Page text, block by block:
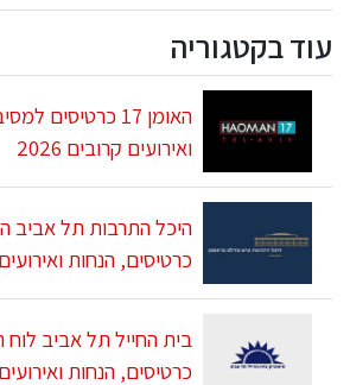
עוד בקטגוריה
האומן 17 כרטיסים
ואירועים קרובים 2026
כרטיסים, הנחות
כרטיסים, הנחות